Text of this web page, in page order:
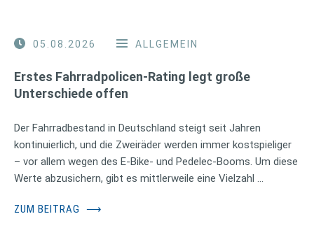
05.08.2026 ALLGEMEIN
Erstes Fahrradpolicen-Rating legt große
Unterschiede offen
Der Fahrradbestand in Deutschland steigt seit Jahren
kontinuierlich, und die Zweiräder werden immer kostspieliger
– vor allem wegen des E-Bike- und Pedelec-Booms. Um diese
Werte abzusichern, gibt es mittlerweile eine Vielzahl …
ZUM BEITRAG ⟶